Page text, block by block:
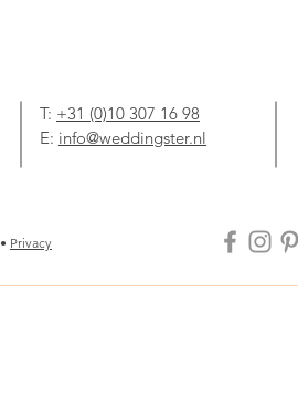
T: +31 (0)10 307 16 98
E: info@weddingster.nl
• Privacy